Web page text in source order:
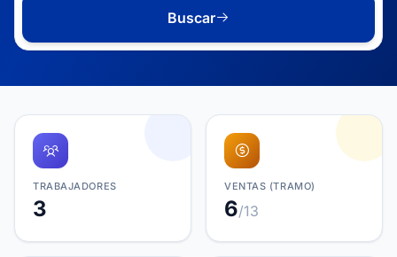
Buscar
TRABAJADORES
3
VENTAS (TRAMO)
6/13